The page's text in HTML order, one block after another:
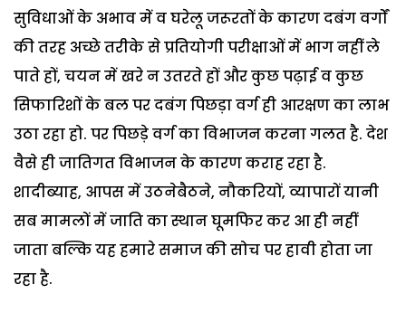
सुविधाओं के अभाव में व घरेलू जरूरतों के कारण दबंग वर्गों
की तरह अच्छे तरीके से प्रतियोगी परीक्षाओं में भाग नहीं ले
पाते हों, चयन में खरे न उतरते हों और कुछ पढ़ाई व कुछ
सिफारिशों के बल पर दबंग पिछड़ा वर्ग ही आरक्षण का लाभ
उठा रहा हो. पर पिछड़े वर्ग का विभाजन करना गलत है. देश
वैसे ही जातिगत विभाजन के कारण कराह रहा है.
शादीब्याह, आपस में उठनेबैठने, नौकरियों, व्यापारों यानी
सब मामलों में जाति का स्थान घूमफिर कर आ ही नहीं
जाता बल्कि यह हमारे समाज की सोच पर हावी होता जा
रहा है.